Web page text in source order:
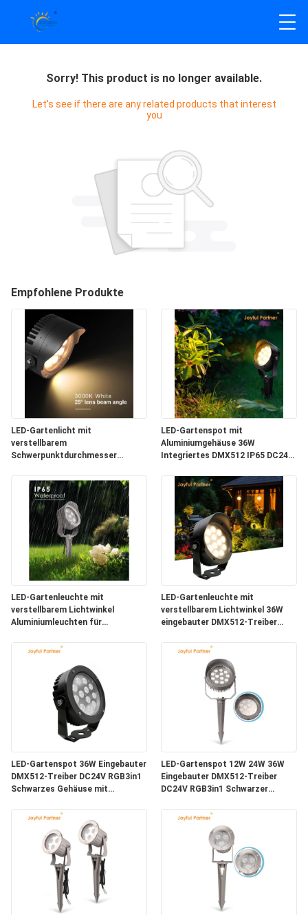
Sorry! This product is no longer available.
Let's see if there are any related products that interest
you
Empfohlene Produkte
LED-Gartenlicht mit
verstellbarem
Schwerpunktdurchmesser
LED-Gartenspot mit
Aluminiumgehäuse 36W
Integriertes DMX512 IP65 DC24V
LED-Gartenleuchte mit
verstellbarem Lichtwinkel
Aluminiumleuchten für
LED-Gartenleuchte mit
verstellbarem Lichtwinkel 36W
eingebauter DMX512-Treiber
LED-Gartenspot 36W Eingebauter
DMX512-Treiber DC24V RGB3in1
Schwarzes Gehäuse mit
160MM
LED-Gartenspot 12W 24W 36W
Eingebauter DMX512-Treiber
DC24V RGB3in1 Schwarzer
Aluminiumgehäuse für
Baumbeleuchtung